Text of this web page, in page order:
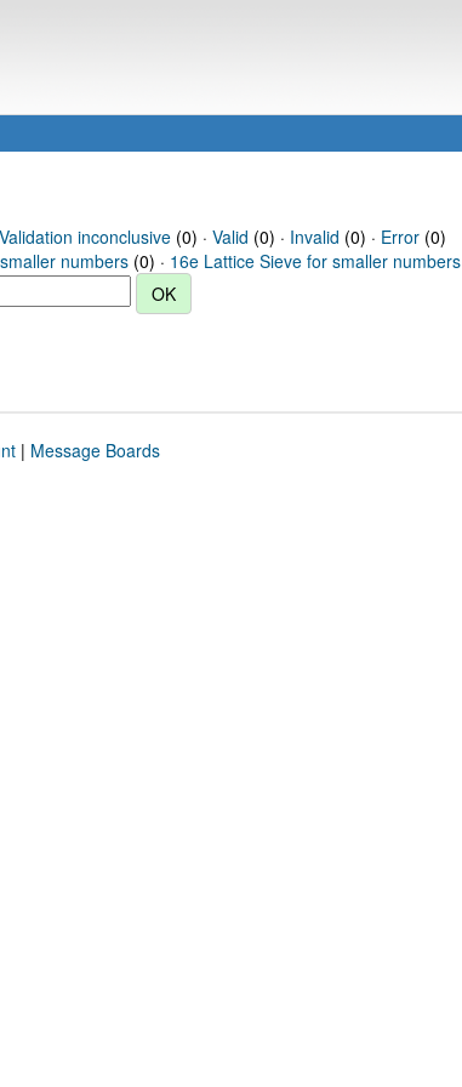
Validation inconclusive(0) · Valid (0) · Invalid (0) · Error(0)
numbers (0) · 16e Lattice Sieve for smaller numbers
| Message Boards